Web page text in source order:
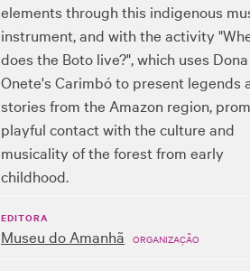
elements through this indigenous
instrument, and with the activity
does the Boto live?", which uses Dona
Onete's Carimbó to present legends
stories from the Amazon region,
playful contact with the culture and
musicality of the forest from early
childhood.
EDITORA
Museu do Amanhã ORGANIZAÇÃO